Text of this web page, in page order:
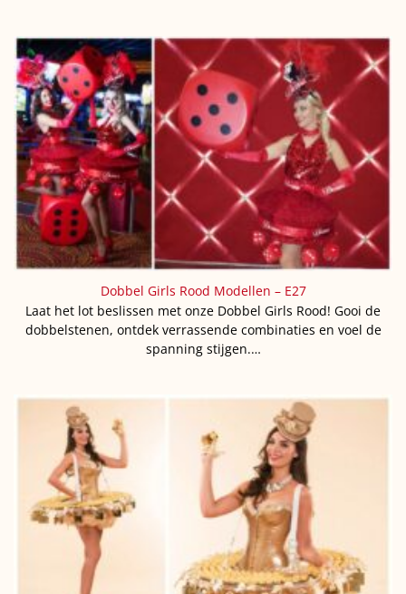
Dobbel Girls Rood Modellen – E27
Laat het lot beslissen met onze Dobbel Girls Rood! Gooi de
dobbelstenen, ontdek verrassende combinaties en voel de
spanning stijgen.…